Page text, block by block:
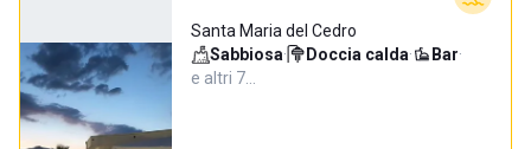
Santa Maria del Cedro
Sabbiosa· Doccia calda· Bar·
e altri 7…